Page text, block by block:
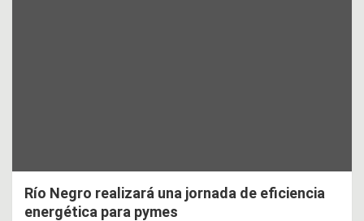
Río Negro realizará una jornada de eficiencia
energética para pymes